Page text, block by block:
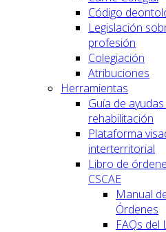
Código
Legislación
profesión
Colegiación
Atribuciones
Herramientas
Guía de
rehabilitación
Plataforma
interterritorial
Libro de
CSCAE
Manual
Órdenes
FAQs del